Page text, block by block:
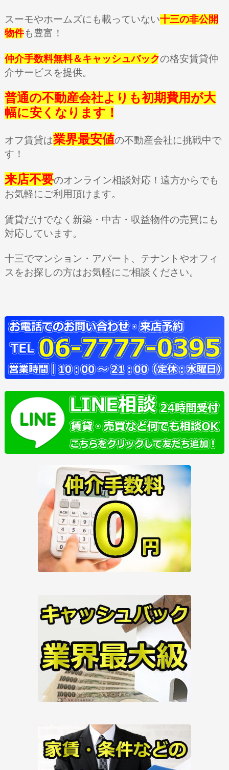
スーモやホームズにも載っていない十三の非公開
物件も豊富！
仲介手数料無料＆キャッシュバックの格安賃貸仲
介サービスを提供。
普通の不動産会社よりも初期費用が大
幅に安くなります！
オフ賃貸は業界最安値の不動産会社に挑戦中で
す！
来店不要のオンライン相談対応！遠方からでも
お気軽にご利用頂けます。
賃貸だけでなく新築・中古・収益物件の売買にも
対応しています。
十三でマンション・アパート、テナントやオフィ
スをお探しの方はお気軽にご相談ください。